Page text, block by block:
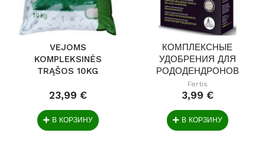
VEJOMS
KOMPLEKSINĖS
TRĄŠOS 10KG
23,99 €
В КОРЗИНУ
КОМПЛЕКСНЫЕ
УДОБРЕНИЯ ДЛЯ
РОДОДЕНДРОНОВ
БЕЗ...
Fertis
3,99 €
В КОРЗИНУ